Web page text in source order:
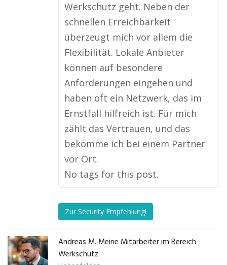
Werkschutz geht. Neben der
schnellen Erreichbarkeit
überzeugt mich vor allem die
Flexibilität. Lokale Anbieter
können auf besondere
Anforderungen eingehen und
haben oft ein Netzwerk, das im
Ernstfall hilfreich ist. Für mich
zählt das Vertrauen, und das
bekomme ich bei einem Partner
vor Ort.
No tags for this post.
Zur Security Empfehlung!
Andreas M. Meine Mitarbeiter im Bereich
Werkschutz.